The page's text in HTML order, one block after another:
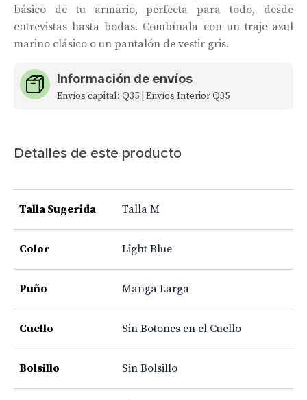
básico de tu armario, perfecta para todo, desde
entrevistas hasta bodas. Combínala con un traje azul
marino clásico o un pantalón de vestir gris.
Información de envíos
Envíos capital: Q35 | Envíos Interior Q35
Detalles de este producto
Talla Sugerida Talla M
Color Light Blue
Puño Manga Larga
Cuello Sin Botones en el Cuello
Bolsillo Sin Bolsillo